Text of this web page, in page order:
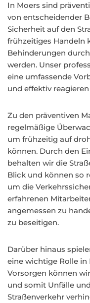
In Moers sind
von entscheidender
Sicherheit auf den
frühzeitiges Handeln
Behinderungen
werden. Unser
eine umfassende
und effektiv
Zu den präventiven
regelmäßige
um frühzeitig auf
können. Durch den
behalten wir die
Blick und können so
um die
erfahrenen
angemessen zu
zu beseitigen.
Darüber hinaus
eine wichtige Rolle in
Vorsorgen können
und somit Unfälle
Straßenverkehr